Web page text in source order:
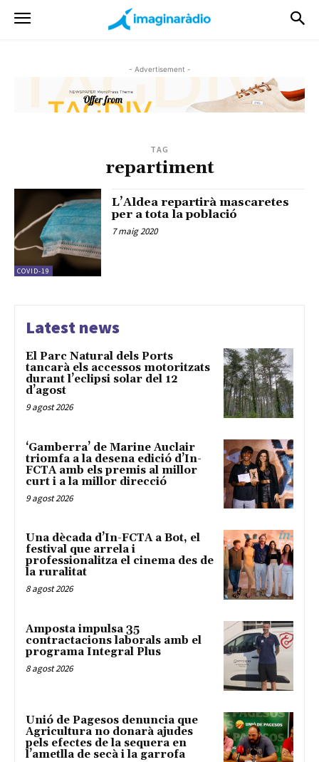
- Advertisement -
TAG
repartiment
COVID-19
L’Aldea repartirà mascaretes
per a tota la població
7 maig 2020
Latest news
El Parc Natural dels Ports
tancarà els accessos motoritzats
durant l’eclipsi solar del 12
d’agost
9 agost 2026
‘Gamberra’ de Marine Auclair
triomfa a la desena edició d’In-
FCTA amb els premis al millor
curt i a la millor direcció
9 agost 2026
Una dècada d’In-FCTA a Bot, el
festival que arrela i
professionalitza el cinema des de
la ruralitat
8 agost 2026
Amposta impulsa 35
contractacions laborals amb el
programa Integral Plus
8 agost 2026
Unió de Pagesos denuncia que
Agricultura no donarà ajudes
pels efectes de la sequera en
l’ametlla de secà i la garrofa